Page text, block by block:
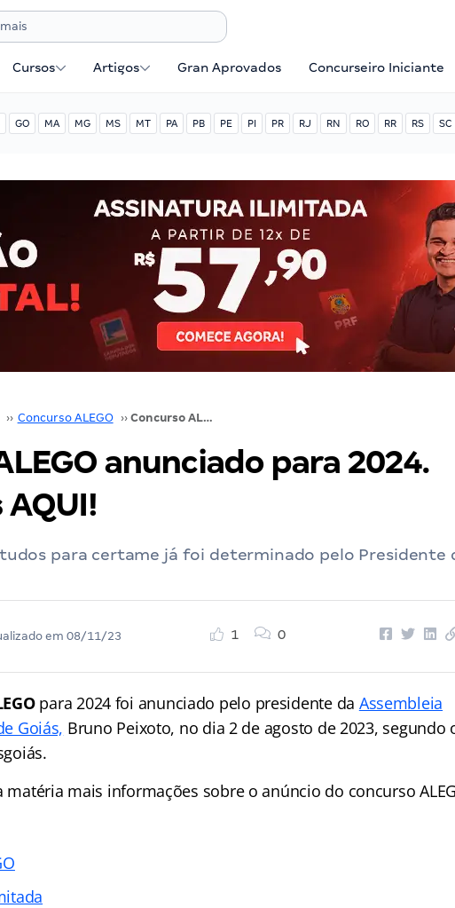
Cursos Artigos Gran Aprovados Concurseiro Iniciante
GO MA MG MS MT PA PB PE PI PR RJ RN RO RR RS SC
›› Concurso ALEGO ›› Concurso ALEGO anunciado para 2024. Saiba mais AQUI!
anunciado para 2024.
para certame já foi determinado pelo Presidente
em 08/11/23
1 0
para 2024 foi anunciado pelo presidente da Assembleia
Goiás, Bruno Peixoto, no dia 2 de agosto de 2023, segundo
matéria mais informações sobre o anúncio do concurso